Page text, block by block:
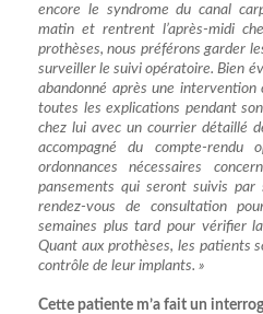
encore le syndrome du canal
matin et rentrent l’après-midi
prothèses, nous préférons garder
surveiller le suivi opératoire. Bien
abandonné après une intervention
toutes les explications pendant
chez lui avec un courrier détaillé
accompagné du compte-
ordonnances nécessaires
pansements qui seront suivis
rendez-vous de consultation
semaines plus tard pour vérifier
Quant aux prothèses, les patients
contrôle de leur implants. »
Cette patiente m’a fait un